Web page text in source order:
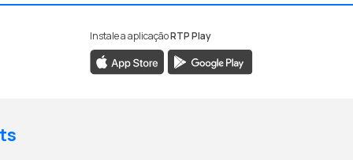
Instale a aplicaçãoRTP Play